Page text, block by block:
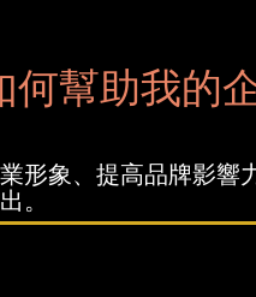
何幫助我的
形象、提高品牌影
。